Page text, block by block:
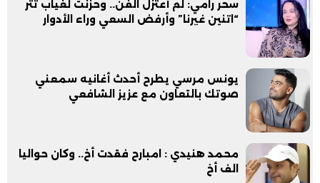
سحر رامي: لم أعتزل الفن.. وحزنت لغياب تتر
“اتنين غيرنا” وأرفض السعي وراء الأدوار
يونس مرسي يطرح أحدث أغانيه سمعني
صوتك بالتعاون مع عزيز الشافعي
محمد هنيدي : امبارح فقدت أخ.. وكان حواليا
الف أخ